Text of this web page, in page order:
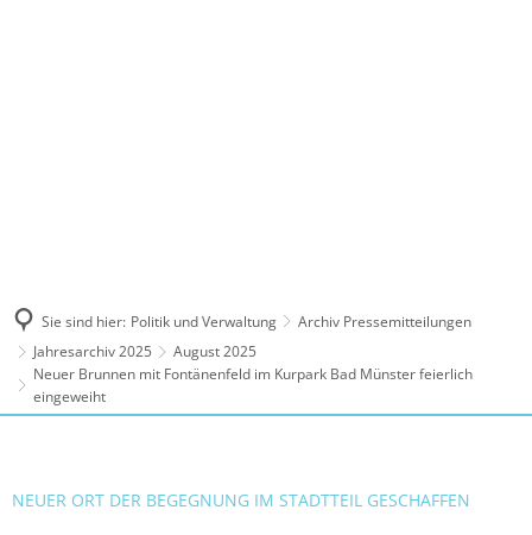
Sie sind hier: Politik und Verwaltung
Archiv Pressemitteilungen
Jahresarchiv 2025
August 2025
Neuer Brunnen mit Fontänenfeld im Kurpark Bad Münster feierlich
eingeweiht
NEUER ORT DER BEGEGNUNG IM STADTTEIL GESCHAFFEN